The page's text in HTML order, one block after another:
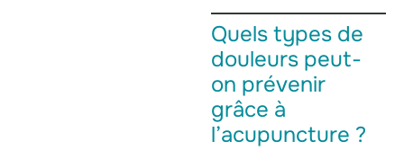
Quels types de
douleurs peut-
on prévenir
grâce à
l’acupuncture ?